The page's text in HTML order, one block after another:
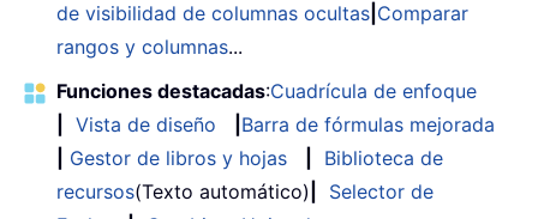
de visibilidad de columnas ocultas Comparar
rangos y columnas...
Funciones destacadas:Cuadrícula de enfoque
Vista de diseño
Barra de fórmulas mejorada
Gestor de libros y hojas
Biblioteca de
recursos(Texto automático)
Selector de